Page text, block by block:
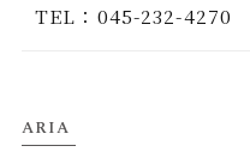
TEL：045-232-4270
ARIA